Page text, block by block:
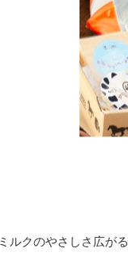
ルクのやさしさ広がる